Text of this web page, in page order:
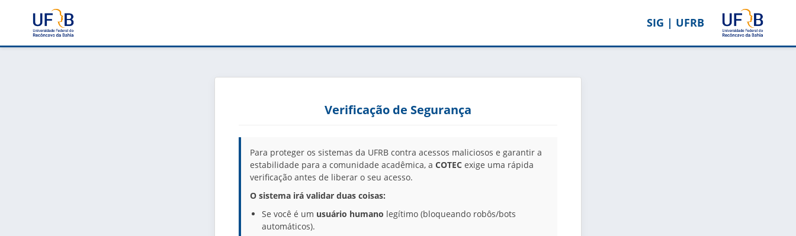
SIG | UFRB
Verificação de Segurança
Para proteger os sistemas da UFRB contra acessos maliciosos e garantir a
estabilidade para a comunidade acadêmica, a COTEC exige uma rápida
verificação antes de liberar o seu acesso.
O sistema irá validar duas coisas:
Se você é um usuário humano legítimo (bloqueando robôs/bots
automáticos).